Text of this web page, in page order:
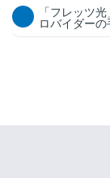
「フレッツ
ロバイダーの